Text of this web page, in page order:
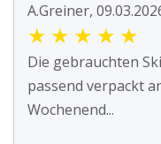
A.Greiner,
★ ★ ★ ★ ★
Die gebrauchten
passend verpackt
Wochenend...